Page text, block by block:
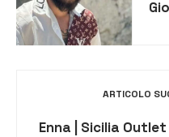
ARTICOLO
Enna | Sicilia